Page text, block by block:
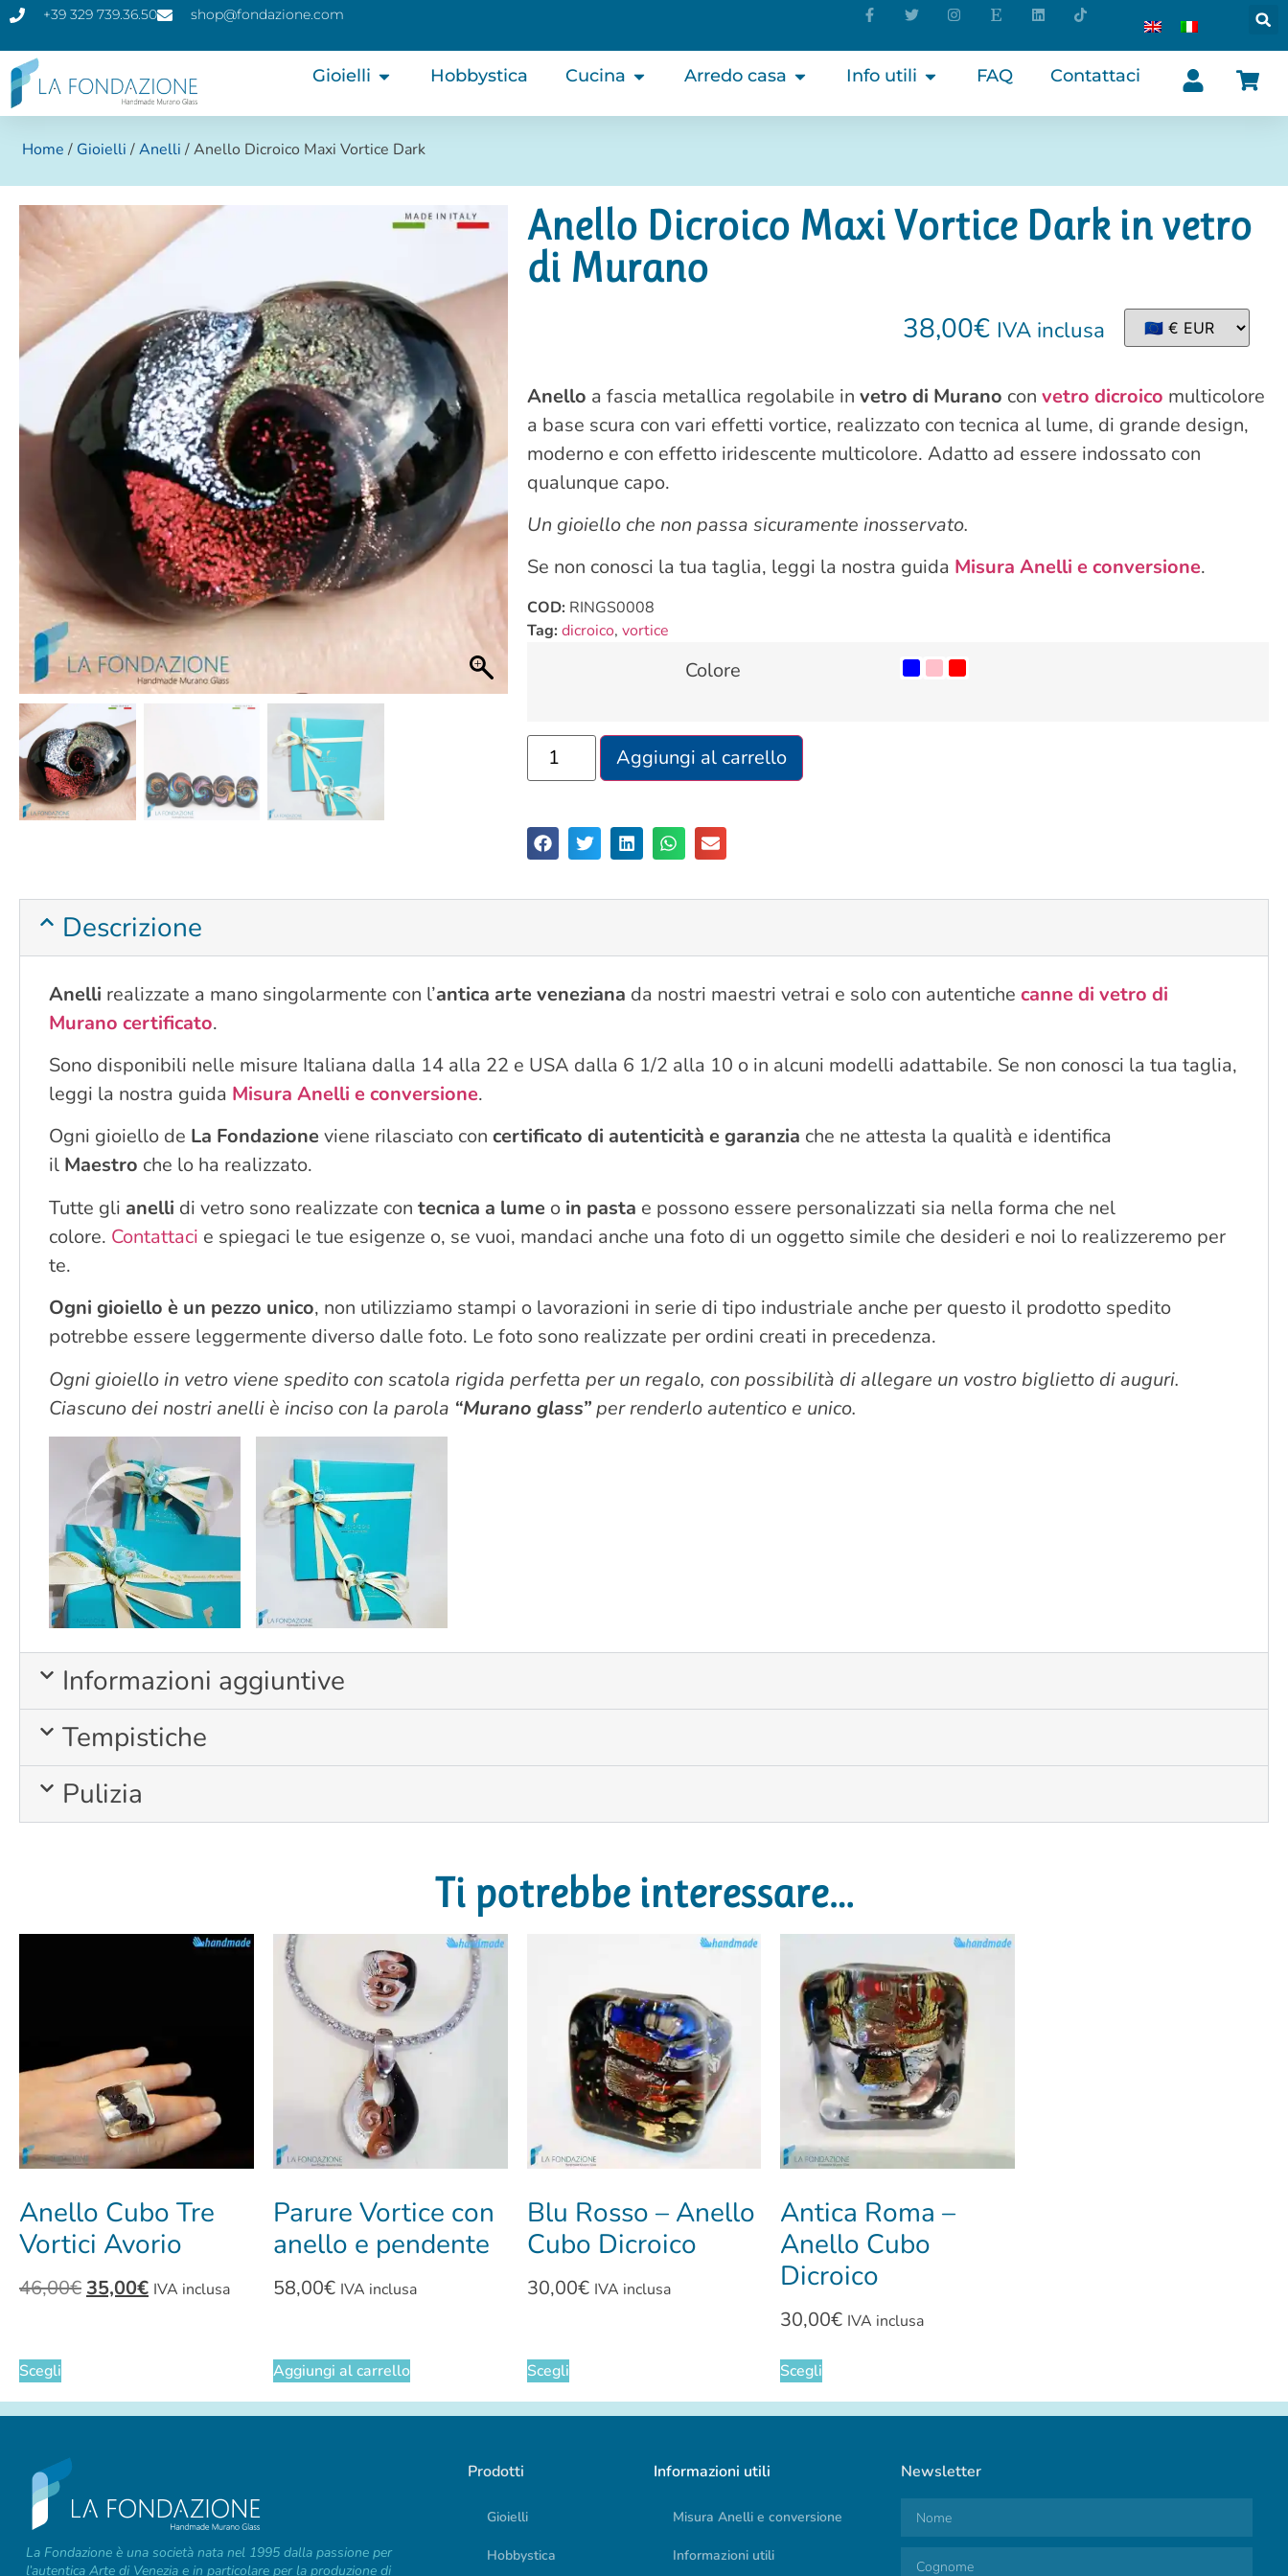
+39 329 739.36.50 shop@fondazione.com
Gioielli Hobbystica Cucina Arredo casa Info utili FAQ Contattaci
Home / Gioielli /Anelli / Anello Dicroico Maxi Vortice Dark
Anello Dicroico Maxi Vortice Dark in vetro
di Murano
38,00€ IVA inclusa
Anello a fascia metallica regolabile in vetro di Murano con vetro dicroico multicolore
a base scura con vari effetti vortice, realizzato con tecnica al lume, di grande design,
moderno e con effetto iridescente multicolore. Adatto ad essere indossato con
qualunque capo.
Un gioiello che non passa sicuramente inosservato.
Se non conosci la tua taglia, leggi la nostra guida Misura Anelli e conversione.
COD: RINGS0008
Tag:dicroico, vortice
Colore
Aggiungi al carrello
Descrizione
Anelli realizzate a mano singolarmente con l’antica arte veneziana da nostri maestri vetrai e solo con autentiche canne di vetro di
Murano certificato.
Sono disponibili nelle misure Italiana dalla 14 alla 22 e USA dalla 6 1/2 alla 10 o in alcuni modelli adattabile. Se non conosci la tua taglia,
leggi la nostra guida Misura Anelli e conversione.
Ogni gioiello de La Fondazione viene rilasciato con certificato di autenticità e garanzia che ne attesta la qualità e identifica
il Maestro che lo ha realizzato.
Tutte gli anelli di vetro sono realizzate con tecnica a lume o in pasta e possono essere personalizzati sia nella forma che nel
colore. Contattaci e spiegaci le tue esigenze o, se vuoi, mandaci anche una foto di un oggetto simile che desideri e noi lo realizzeremo per
te.
Ogni gioiello è un pezzo unico, non utilizziamo stampi o lavorazioni in serie di tipo industriale anche per questo il prodotto spedito
potrebbe essere leggermente diverso dalle foto. Le foto sono realizzate per ordini creati in precedenza.
Ogni gioiello in vetro viene spedito con scatola rigida perfetta per un regalo, con possibilità di allegare un vostro biglietto di auguri.
Ciascuno dei nostri anelli è inciso con la parola “Murano glass”per renderlo autentico e unico.
Informazioni aggiuntive
Tempistiche
Pulizia
Ti potrebbe interessare…
Anello Cubo Tre
Vortici Avorio
46,00€ 35,00€ IVA inclusa
Scegli
Parure Vortice con
anello e pendente
58,00€ IVA inclusa
Aggiungi al carrello
Blu Rosso – Anello
Cubo Dicroico
30,00€ IVA inclusa
Scegli
Antica Roma –
Anello Cubo
Dicroico
30,00€ IVA inclusa
Scegli
La Fondazione è una società nata nel 1995 dalla passione per
l’autentica Arte di Venezia e in particolare per la produzione di
Prodotti
Gioielli
Hobbystica
Informazioni utili
Misura Anelli e conversione
Informazioni utili
Newsletter